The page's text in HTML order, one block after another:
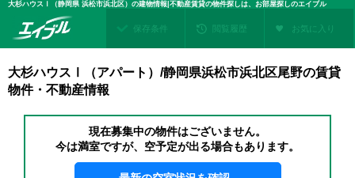
大杉ハウスⅠ（静岡県 浜松市浜北区）の建物情報|不動産賃貸の物件探しは、お部屋探しのエイブル
保存条件 閲覧履歴 お気に入り
大杉ハウスⅠ（アパート）/静岡県浜松市浜北区尾野の賃貸
物件・不動産情報
現在募集中の物件はございません。
今は満室ですが、空予定が出る場合もあります。